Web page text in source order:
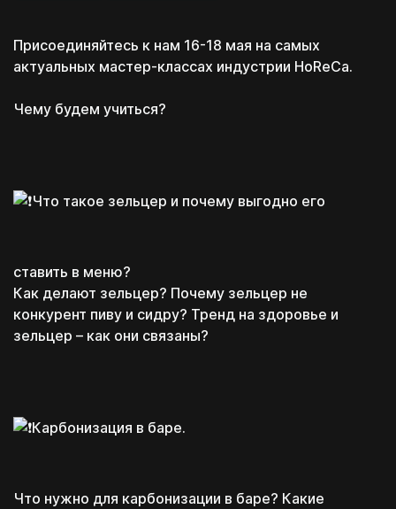
Присоединяйтесь к нам 16-18 мая на самых
актуальных мастер-классах индустрии HoReCa.
Чему будем учиться?
Что такое зельцер и почему выгодно его
ставить в меню?
Как делают зельцер? Почему зельцер не
конкурент пиву и сидру? Тренд на здоровье и
зельцер – как они связаны?
Карбонизация в баре.
Что нужно для карбонизации в баре? Какие